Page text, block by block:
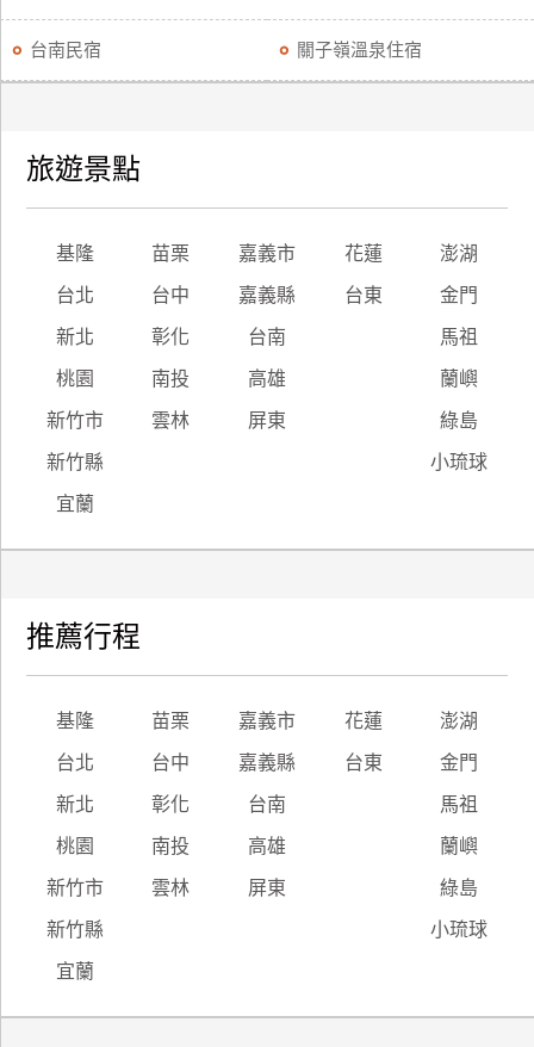
台南民宿 關子嶺溫泉住宿
旅遊景點
基隆 苗栗 嘉義市 花蓮 澎湖
台北 台中 嘉義縣 台東 金門
新北 彰化 台南 馬祖
桃園 南投 高雄 蘭嶼
新竹市 雲林 屏東 綠島
新竹縣 小琉球
宜蘭
推薦行程
基隆 苗栗 嘉義市 花蓮 澎湖
台北 台中 嘉義縣 台東 金門
新北 彰化 台南 馬祖
桃園 南投 高雄 蘭嶼
新竹市 雲林 屏東 綠島
新竹縣 小琉球
宜蘭